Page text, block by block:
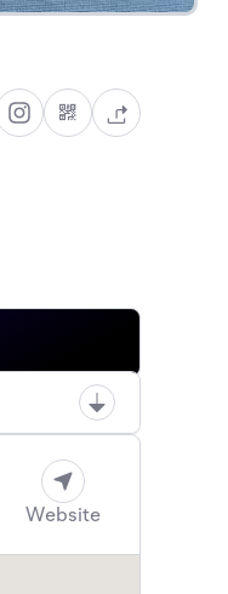
Website